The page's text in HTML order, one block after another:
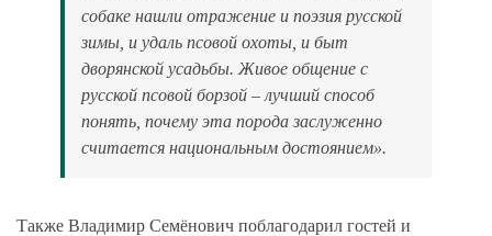
собаке нашли отражение и поэзия русской
зимы, и удаль псовой охоты, и быт
дворянской усадьбы. Живое общение с
русской псовой борзой – лучший способ
понять, почему эта порода заслуженно
считается национальным достоянием».
Также Владимир Семёнович поблагодарил гостей и